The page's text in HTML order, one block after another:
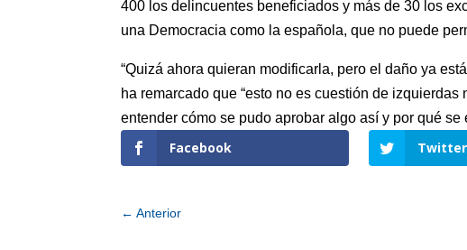
400 los delincuentes beneficiados y más de 30 los
una Democracia como la española, que no puede
“Quizá ahora quieran modificarla, pero el daño ya
ha remarcado que “esto no es cuestión de
entender cómo se pudo aprobar algo así y por qué se
Facebook Twitter
←Anterior